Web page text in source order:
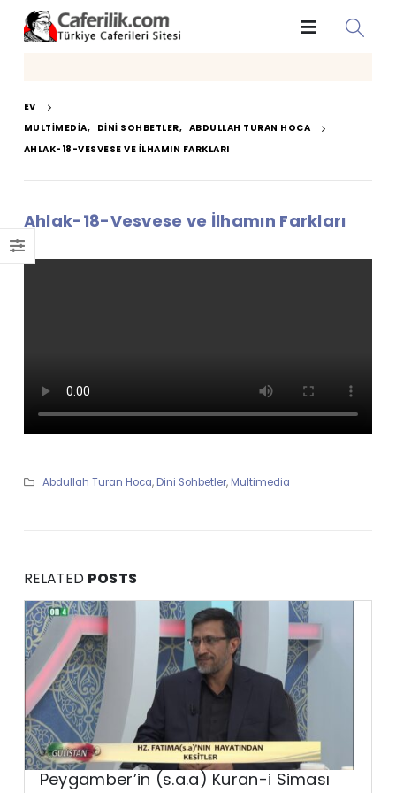
EV
MULTIMEDIA, DINI SOHBETLER, ABDULLAH TURAN HOCA
AHLAK-18-VESVESE VE İLHAMIN FARKLARI
Ahlak-18-Vesvese ve İlhamın Farkları
Abdullah Turan Hoca, Dini Sohbetler, Multimedia
RELATED POSTS
Peygamber’in (s.a.a) Kuran-i Siması